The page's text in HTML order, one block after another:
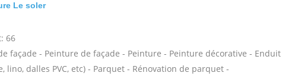
Le soler
66
façade - Peinture de façade - Peinture - Peinture décorative -
lino, dalles PVC, etc) - Parquet - Rénovation de parquet -